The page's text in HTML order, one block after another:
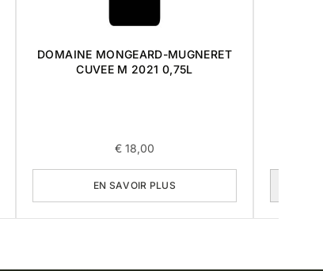
DOMAINE MONGEARD-MUGNERET
CUVEE M 2021 0,75L
€ 18,00
EN SAVOIR PLUS